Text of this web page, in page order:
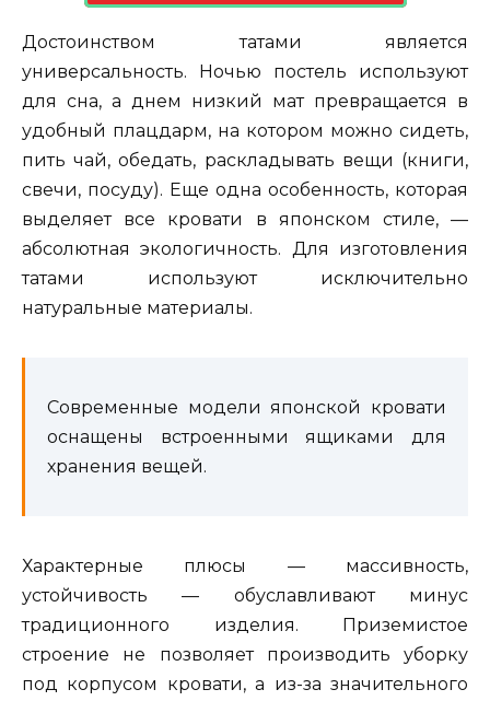
Достоинством татами является
универсальность. Ночью постель используют
для сна, а днем низкий мат превращается в
удобный плацдарм, на котором можно сидеть,
пить чай, обедать, раскладывать вещи (книги,
свечи, посуду). Еще одна особенность, которая
выделяет все кровати в японском стиле, —
абсолютная экологичность. Для изготовления
татами используют исключительно
натуральные материалы.
Современные модели японской кровати
оснащены встроенными ящиками для
хранения вещей.
Характерные плюсы — массивность,
устойчивость — обуславливают минус
традиционного изделия. Приземистое
строение не позволяет производить уборку
под корпусом кровати, а из-за значительного